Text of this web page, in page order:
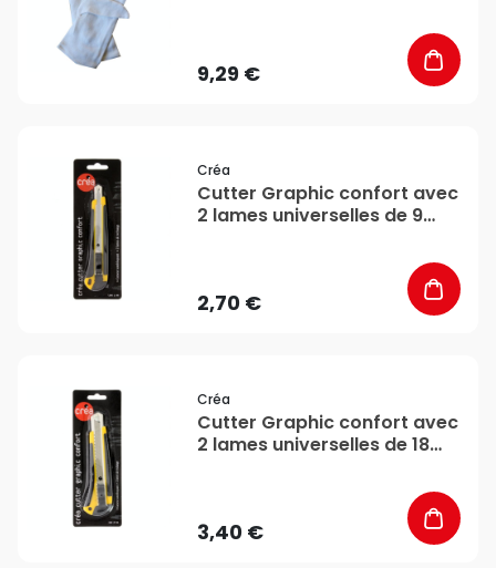
9,29 €
Créa
Cutter Graphic confort avec
2 lames universelles de 9
2,70 €
Créa
Cutter Graphic confort avec
2 lames universelles de 18
3,40 €